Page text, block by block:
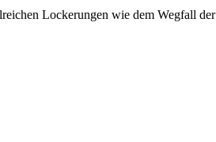
Lockerungen wie dem Wegfall